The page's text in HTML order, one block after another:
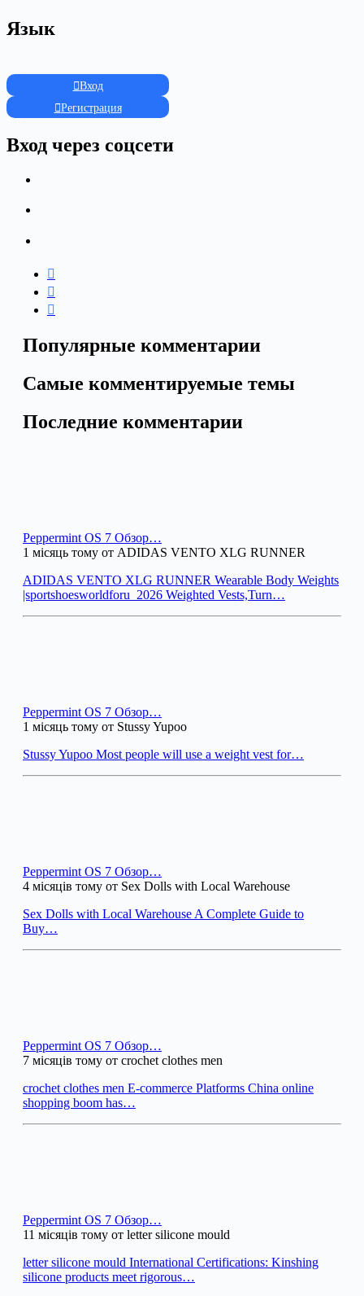
Язык
Вход
Регистрация
Вход через соцсети
Популярные комментарии
Самые комментируемые темы
Последние комментарии
Peppermint OS 7 Обзор…
1 місяць тому от ADIDAS VENTO XLG RUNNER
ADIDAS VENTO XLG RUNNER Wearable Body Weights
|sportshoesworldforu_2026 Weighted Vests,Turn…
Peppermint OS 7 Обзор…
1 місяць тому от Stussy Yupoo
Stussy Yupoo Most people will use a weight vest for…
Peppermint OS 7 Обзор…
4 місяців тому от Sex Dolls with Local Warehouse
Sex Dolls with Local Warehouse A Complete Guide to
Buy…
Peppermint OS 7 Обзор…
7 місяців тому от crochet clothes men
crochet clothes men E-commerce Platforms China online
shopping boom has…
Peppermint OS 7 Обзор…
11 місяців тому от letter silicone mould
letter silicone mould International Certifications: Kinshing
silicone products meet rigorous…